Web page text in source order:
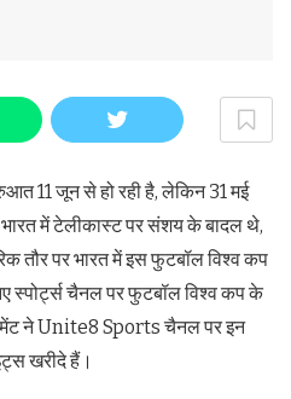
11 जून से हो रही है, लेकिन 31 मई
में टेलीकास्ट पर संशय के बादल थे,
तौर पर भारत में इस फुटबॉल विश्व कप
स्पोर्ट्स चैनल पर फुटबॉल विश्व कप के
ने Unite8 Sports चैनल पर इन
खरीदे हैं।